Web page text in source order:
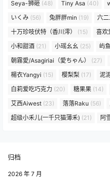
Seya-狮砸 (48) Tiny Asa (40)
いくみ (56) 兔胖胖min (19) 六
十万珍吱伏特（香川澪）
(15) 喜欢
小和甜酒 (21) 小瑶幺幺 (25) 屿
朝霧愛/Asagiriai（愛ちゃん）
(27)
楊衣Yangyi (15) 樱梨梨 (17) 泥
白莉爱吃巧克力 (20) 糖果果 (14)
艾西Aiwest (23) 落落Raku (56)
超级小禾儿(一千只猫薄禾) (21) 阿
归档
2026 年 7 月